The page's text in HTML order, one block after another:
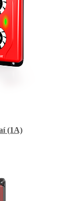
(1A)